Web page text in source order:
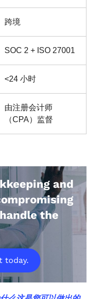
跨境
SOC 2 + ISO 27001
<24 小时
由注册会计师
（CPA）监督
and
the
today.